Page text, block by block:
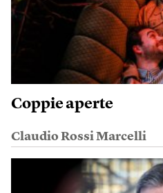
Coppie aperte
Claudio Rossi Marcelli